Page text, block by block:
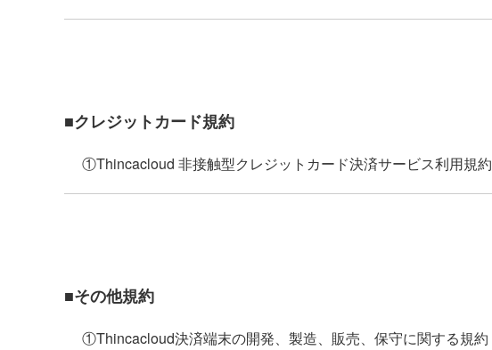
■クレジットカード規約
①Thincacloud 非接触型クレジットカード決済サービス利用規約
■その他規約
①Thincacloud決済端末の開発、製造、販売、保守に関する規約